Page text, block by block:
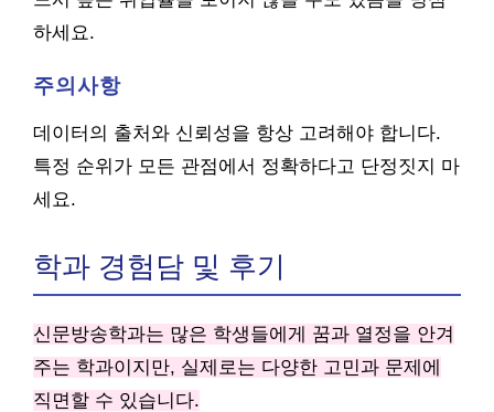
하세요.
주의사항
데이터의 출처와 신뢰성을 항상 고려해야 합니다.
특정 순위가 모든 관점에서 정확하다고 단정짓지 마
세요.
학과 경험담 및 후기
신문방송학과는 많은 학생들에게 꿈과 열정을 안겨
주는 학과이지만, 실제로는 다양한 고민과 문제에
직면할 수 있습니다.